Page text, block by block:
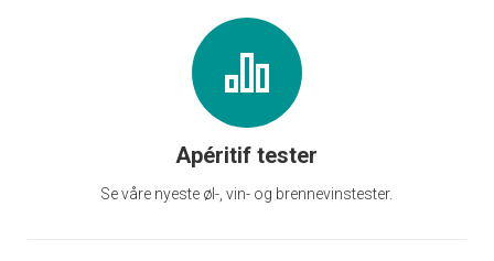
Apéritif tester
Se våre nyeste øl-, vin- og brennevinstester.